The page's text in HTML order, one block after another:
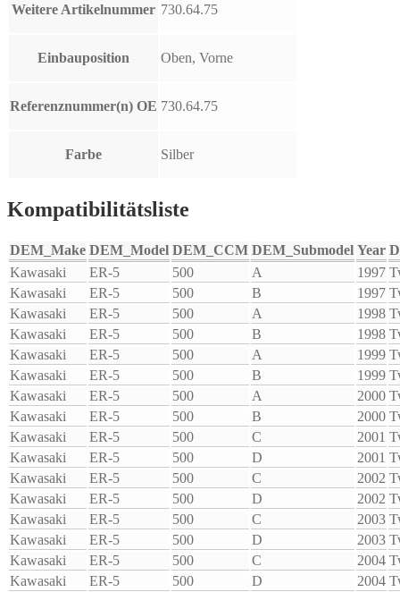
Weitere Artikelnummer 730.64.75
Einbauposition Oben, Vorne
Referenznummer(n) OE 730.64.75
Farbe Silber
Kompatibilitätsliste
DEM_Make DEM_Model DEM_CCM DEM_Submodel Year
Kawasaki
ER-5 500 A 1997
Kawasaki
ER-5 500 B 1997
Kawasaki
ER-5 500 A 1998
Kawasaki
ER-5 500 B 1998
Kawasaki
ER-5 500 A 1999
Kawasaki
ER-5 500 B 1999
Kawasaki
ER-5 500 A 2000
Kawasaki
ER-5 500 B 2000
Kawasaki
ER-5 500 C 2001
Kawasaki
ER-5 500 D 2001
Kawasaki
ER-5 500 C 2002
Kawasaki
ER-5 500 D 2002
Kawasaki
ER-5 500 C 2003
Kawasaki
ER-5 500 D 2003
Kawasaki
ER-5 500 C 2004
Kawasaki
ER-5 500 D 2004